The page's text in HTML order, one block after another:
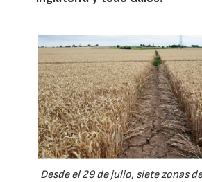
Desde el 29 de julio, siete zonas